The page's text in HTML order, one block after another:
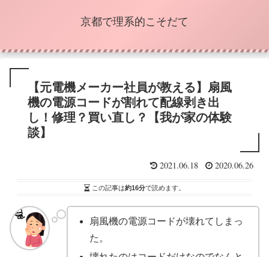
京都で理系的こそだて
【元電機メーカー社員が教える】扇風
機の電源コードが割れて配線剥き出
し！修理？買い直し？【我が家の体験
談】
2021.06.18 2020.06.26
この記事は約16分で読めます。
扇風機の電源コードが壊れてしまっ
た。